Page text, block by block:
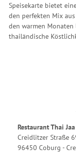
Speisekarte bietet
den perfekten Mix aus
den warmen
thailändische
Restaurant Thai Jaa
Creidlitzer Straße
96450 Coburg -